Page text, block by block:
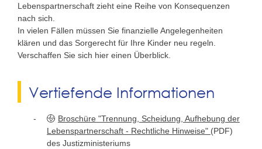
Lebenspartnerschaft zieht eine Reihe von Konsequenzen
nach sich.
In vielen Fällen müssen Sie finanzielle Angelegenheiten
klären und das Sorgerecht für Ihre Kinder neu regeln.
Verschaffen Sie sich hier einen Überblick.
Vertiefende Informationen
Broschüre "Trennung, Scheidung, Aufhebung der
Lebenspartnerschaft - Rechtliche Hinweise" (PDF)
des Justizministeriums